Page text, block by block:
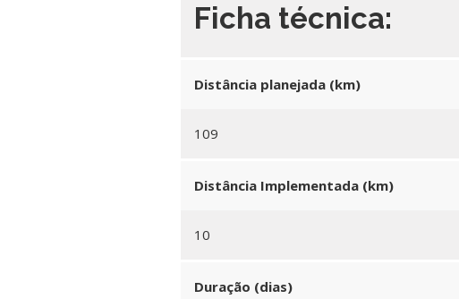
Ficha técnica:
Distância planejada (km)
109
Distância Implementada (km)
10
Duração (dias)